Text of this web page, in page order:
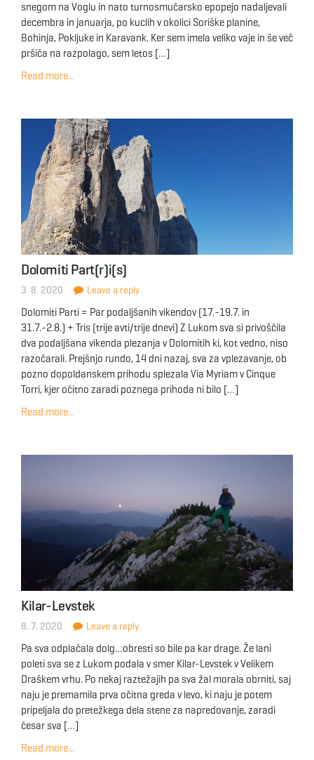
snegom na Voglu in nato turnosmučarsko epopejo nadaljevali
decembra in januarja, po kuclih v okolici Soriške planine,
Bohinja, Pokljuke in Karavank. Ker sem imela veliko vaje in še več
pršiča na razpolago, sem letos […]
Read more...
Dolomiti Part(r)i(s)
3. 8. 2020 Leave a reply
Dolomiti Parti = Par podaljšanih vikendov (17.-19.7. in
31.7.-2.8.) + Tris (trije avti/trije dnevi) Z Lukom sva si privoščila
dva podaljšana vikenda plezanja v Dolomitih ki, kot vedno, niso
razočarali. Prejšnjo rundo, 14 dni nazaj, sva za vplezavanje, ob
pozno dopoldanskem prihodu splezala Via Myriam v Cinque
Torri, kjer očitno zaradi poznega prihoda ni bilo […]
Read more...
Kilar-Levstek
8. 7. 2020 Leave a reply
Pa sva odplačala dolg…obresti so bile pa kar drage. Že lani
poleti sva se z Lukom podala v smer Kilar-Levstek v Velikem
Draškem vrhu. Po nekaj raztežajih pa sva žal morala obrniti, saj
naju je premamila prva očitna greda v levo, ki naju je potem
pripeljala do pretežkega dela stene za napredovanje, zaradi
česar sva […]
Read more...